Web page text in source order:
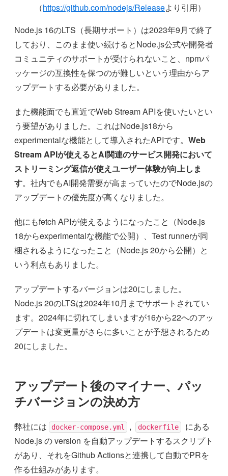
（https://github.com/nodejs/Releaseより引用）
Node.js 16のLTS（長期サポート）は2023年9月で終了
しており、このまま使い続けるとNode.js公式や開発者
コミュニティのサポートが受けられないこと、npmパ
ッケージの互換性を保つのが難しいという理由からア
ップデートする必要がありました。
また機能面でも直近でWeb Stream APIを使いたいとい
う要望がありました。これはNode.js18から
experimentalな機能として導入されたAPIです。 Web
Stream APIが使えるとAI関連のサービス開発において
ストリーミング返信が使えユーザー体験が向上しま
す。社内でもAI開発需要が高まっていたのでNode.jsの
アップデートの優先度が高くなりました。
他にもfetch APIが使えるようになったこと（Node.js
18からexperimentalな機能で公開）、Test runnerが同
梱されるようになったこと（Node.js 20から公開）と
いう利点もありました。
アップデートするバージョンは20にしました。
Node.js 20のLTSは2024年10月までサポートされてい
ます。2024年に切れてしまいますが16から22へのアッ
プデートは変更量がさらに多いことが予想されるため
20にしました。
アップデート後のマイナー、パッ
チバージョンの決め方
弊社には docker-compose.yml , dockerfile
にある
Node.js の version を自動アップデートするスクリプト
があり、それをGithub Actionsと連携して自動でPRを
作る仕組みがあります。